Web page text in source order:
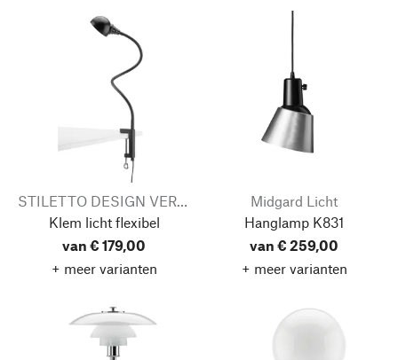
STILETTO DESIGN VERTReiB
Klem licht flexibel
van € 179,00
+ meer varianten
Midgard Licht
Hanglamp K831
van € 259,00
+ meer varianten